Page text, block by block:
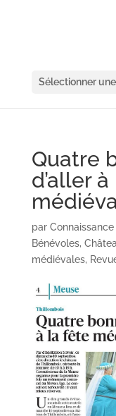
Sélectionner
Quatre
d’aller
par
Bénévoles,
médiévales,